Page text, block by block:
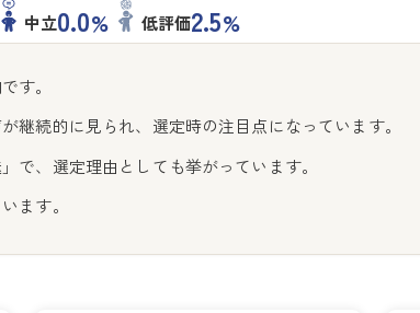
中立0.0% 低評価2.5%
す。
継続的に見られ、選定時の注目点になっています。
で、選定理由としても挙がっています。
ます。